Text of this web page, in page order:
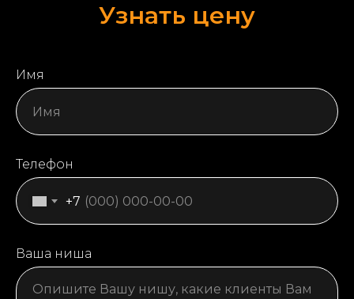
Узнать цену
Имя
Телефон
+7
Ваша ниша